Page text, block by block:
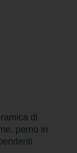
di
perno in